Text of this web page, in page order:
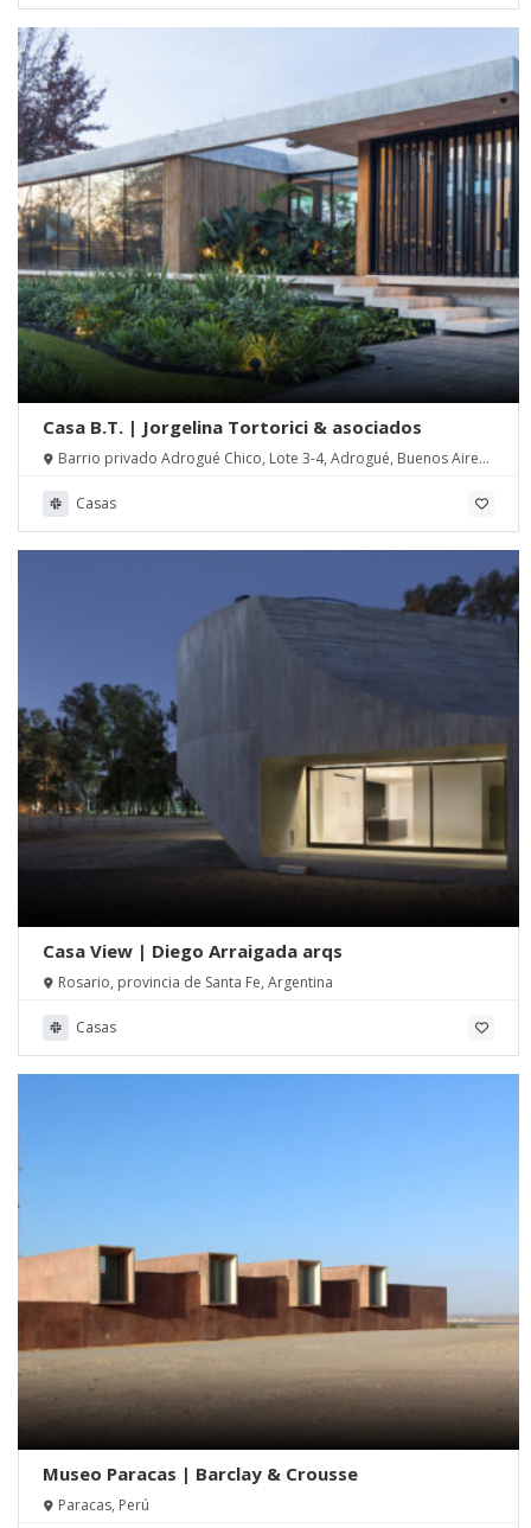
Casa B.T. | Jorgelina Tortorici & asociados
Barrio privado Adrogué Chico, Lote 3-4, Adrogué, Buenos Aires,
Casas
Casa View | Diego Arraigada arqs
Rosario, provincia de Santa Fe, Argentina
Casas
Museo Paracas | Barclay & Crousse
Paracas, Perú